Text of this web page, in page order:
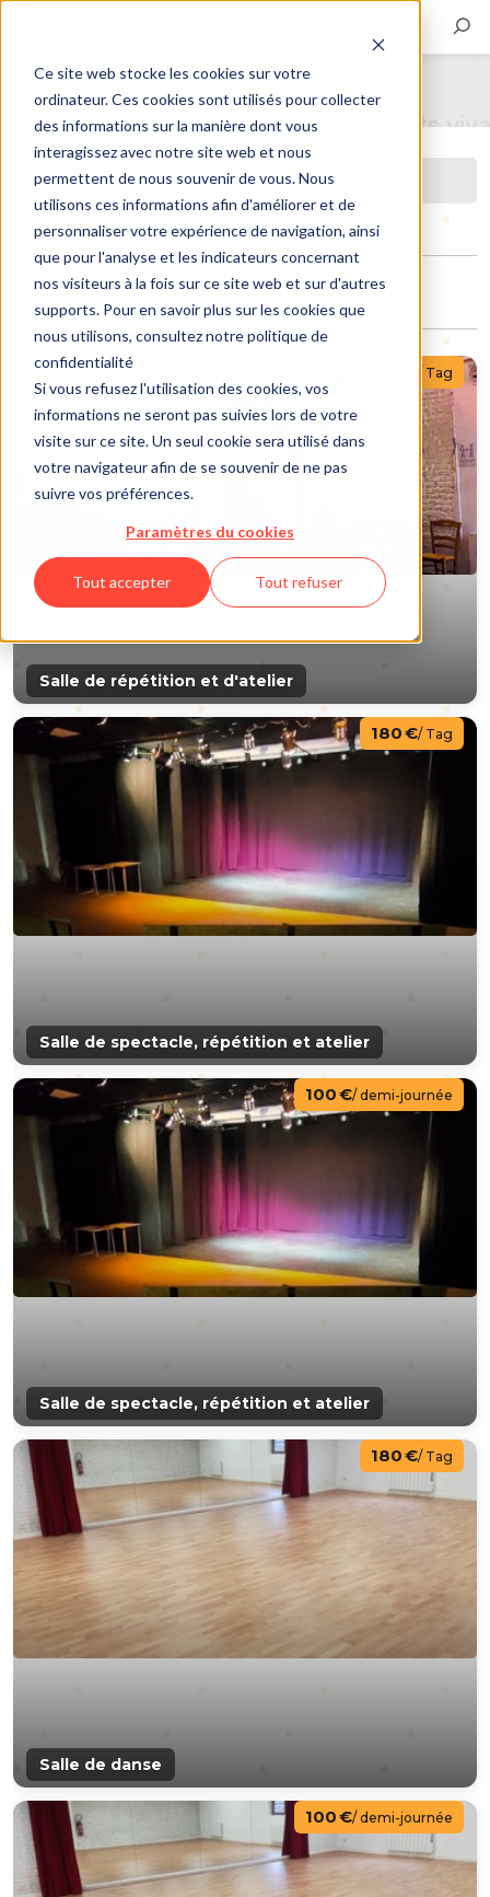
Ce site web stocke les cookies sur votre
ordinateur. Ces cookies sont utilisés pour collecter
des informations sur la manière dont vous
interagissez avec notre site web et nous
permettent de nous souvenir de vous. Nous
utilisons ces informations afin d'améliorer et de
personnaliser votre expérience de navigation, ainsi
que pour l'analyse et les indicateurs concernant
nos visiteurs à la fois sur ce site web et sur d'autres
supports. Pour en savoir plus sur les cookies que
nous utilisons, consultez notre politique de
confidentialité
Si vous refusez l'utilisation des cookies, vos
informations ne seront pas suivies lors de votre
visite sur ce site. Un seul cookie sera utilisé dans
votre navigateur afin de se souvenir de ne pas
suivre vos préférences.
Paramètres du cookies
Tout accepter Tout refuser
Jean-françois
Jean-françois kontaktieren
6 aktive Einträge
Salle de répétition et d'atelier
/ Tag
Salle de spectacle, répétition et atelier
180 €/ Tag
Salle de spectacle, répétition et atelier
100 €/ demi-journée
Salle de danse
180 €/ Tag
100 €/ demi-journée